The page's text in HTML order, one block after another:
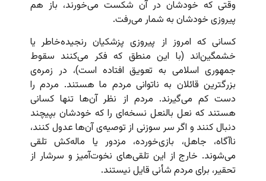
وقتی که خودشان در آن شکست می‌خورند، باز هم
پیروزی خودشان به شمار می‌رفت.
کسانی که امروز از پیروزی پزشکیان رنجیده‌خاطر یا
خشمگین‌اند (با این منطق که فکر می‌کنند سقوط
جمهوری اسلامی به تعویق افتاده است)، در زمره‌ی
بزرگترین قائلان به ناتوانی مردم ما هستند. مردم را
دست کم می‌گیرند. مردم از نظر آن‌ها تنها کسانی
هستند که نعل بالنعل نسخه‌ای را که خودشان بپیچند
دنبال کنند و اگر سر سوزنی از توصیه‌ی آن‌ها عدول کنند،
ناآگاه، جاهل،‌ بازی‌خورده، مزدور یا ماله‌کش تلقی
می‌شوند. خارج از این تلقی‌های نخوت‌آمیز و سرشار از
تحقیر، برای مردم شأنی قایل نیستند.